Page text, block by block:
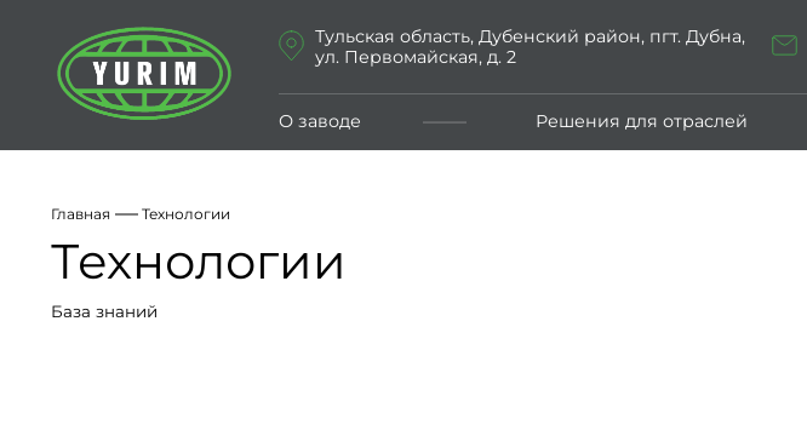
Тульская область, Дубенский район, пгт. Дубна,
ул. Первомайская, д. 2
О заводе Решения для отраслей
Главная Технологии
Технологии
База знаний